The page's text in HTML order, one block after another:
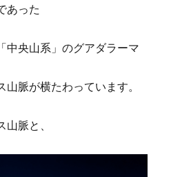
あった
中央山系」のグアダラーマ
脈が横たわっています。
脈と、